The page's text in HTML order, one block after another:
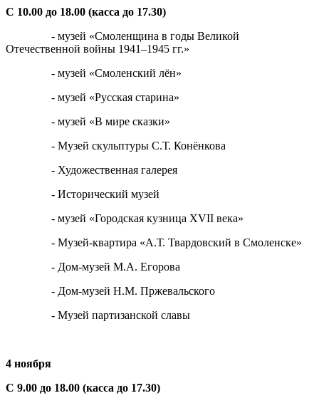
С 10.00 до 18.00 (касса до 17.30)
- музей «Смоленщина в годы Великой
Отечественной войны 1941–1945 гг.»
- музей «Смоленский лён»
- музей «Русская старина»
- музей «В мире сказки»
- Музей скульптуры С.Т. Конёнкова
- Художественная галерея
- Исторический музей
- музей «Городская кузница XVII века»
- Музей-квартира «А.Т. Твардовский в Смоленске»
- Дом-музей М.А. Егорова
- Дом-музей Н.М. Пржевальского
- Музей партизанской славы
4 ноября
С 9.00 до 18.00 (касса до 17.30)